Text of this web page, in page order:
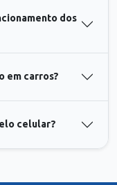
dos
em carros?
celular?